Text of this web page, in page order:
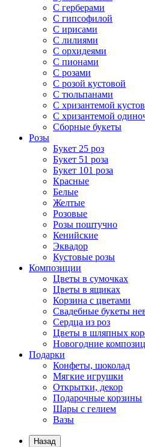
С герберами
С гипсофилой
С ирисами
С лилиями
С орхидеями
С пионами
С розами
С розой кустовой
С тюльпанами
С хризантемой
С хризантемой
Сборные букеты
Розы
Букет 25 роз
Букет 51 роза
Букет 101 роза
Красные
Белые
Желтые
Розовые
Розы поштучно
Кенийские
Эквадор
Кустовые розы
Композиции
Цветы в сумочках
Цветы в ящиках
Корзина с цветами
Свадебные букеты
Сердца из роз
Цветы в шляпных
Новогодние
Подарки
Конфеты, шоколад
Мягкие игрушки
Открытки, декор
Подарочные корзины
Шары с гелием
Вазы
Назад